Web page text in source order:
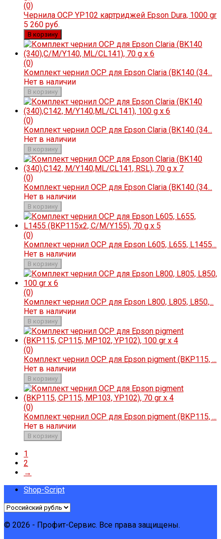
(0)
Чернила OCP YP102 картриджей Epson Dura, 1000 gr
5 260 руб.
В корзину
(0)
Комплект чернил OCP для Epson Claria (BK140 (34...
Нет в наличии
В корзину
(0)
Комплект чернил OCP для Epson Claria (BK140 (34...
Нет в наличии
В корзину
(0)
Комплект чернил OCP для Epson Claria (BK140 (34...
Нет в наличии
В корзину
(0)
Комплект чернил OCP для Epson L605, L655, L1455...
Нет в наличии
В корзину
(0)
Комплект чернил OCP для Epson L800, L805, L850,...
Нет в наличии
В корзину
(0)
Комплект чернил OCP для Epson pigment (BKP115, ...
Нет в наличии
В корзину
(0)
Комплект чернил OCP для Epson pigment (BKP115, ...
Нет в наличии
В корзину
1
2
→
Shop-Script
© 2026 - Профит-Сервис. Все права защищены.